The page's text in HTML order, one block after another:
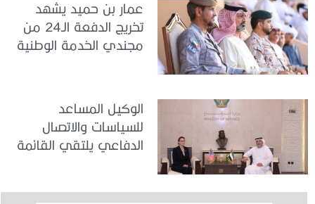
عمار بن حميد يشهد
تخريج الدفعة الـ24 من
مجندي الخدمة الوطنية
الوكيل المساعد
للسياسات والاتصال
الدفاعي يلتقي القائمة